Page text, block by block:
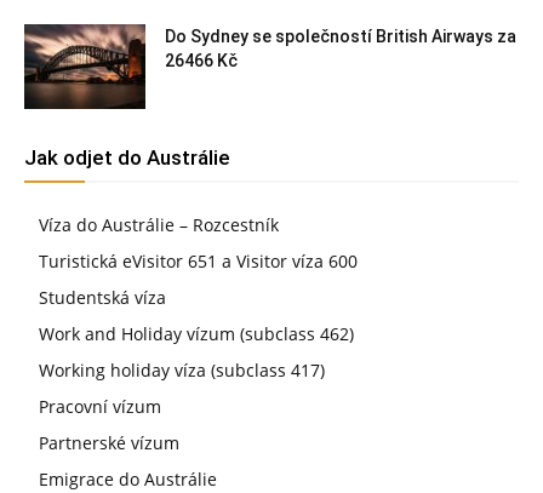
Do Sydney se společností British Airways za
26466 Kč
Jak odjet do Austrálie
Víza do Austrálie – Rozcestník
Turistická eVisitor 651 a Visitor víza 600
Studentská víza
Work and Holiday vízum (subclass 462)
Working holiday víza (subclass 417)
Pracovní vízum
Partnerské vízum
Emigrace do Austrálie